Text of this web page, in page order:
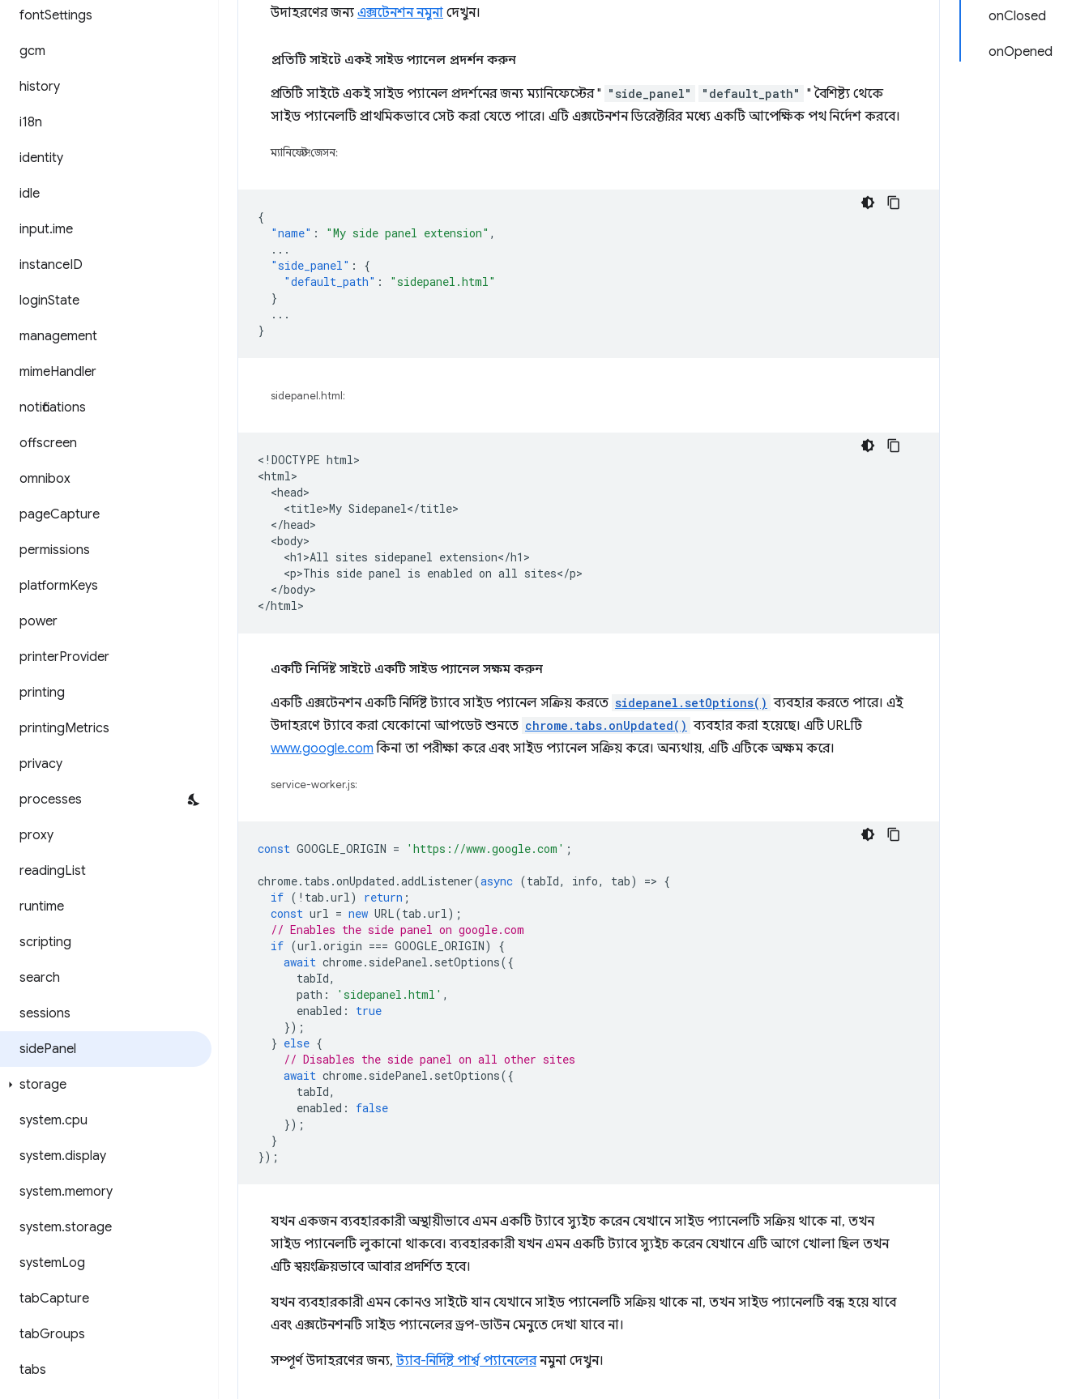
fontSettings
gcm
history
i18n
identity
idle
input.ime
instanceID
loginState
management
mimeHandler
notifications
offscreen
omnibox
pageCapture
permissions
platformKeys
power
printerProvider
printing
printingMetrics
privacy
processes
proxy
readingList
runtime
scripting
search
sessions
sidePanel
storage
system.cpu
system.display
system.memory
system.storage
systemLog
tabCapture
tabGroups
tabs
onClosed
onOpened
উদাহরণের জন্য এক্সটেনশন নমুনা দেখুন।
প্রতিটি সাইটে একই সাইড প্যানেল প্রদর্শন করুন
প্রতিটি সাইটে একই সাইড প্যানেল প্রদর্শনের জন্য ম্যানিফেস্টের " "side_panel" "default_path" " বৈশিষ্ট্য থেকে
সাইড প্যানেলটি প্রাথমিকভাবে সেট করা যেতে পারে। এটি এক্সটেনশন ডিরেক্টরির মধ্যে একটি আপেক্ষিক পথ নির্দেশ করবে।
ম্যানিফেস্ট.জেসন:
{
"name" : "My side panel extension" ,
...
"side_panel" :
{
"default_path" :
"sidepanel.html"
}
...
}
sidepanel.html:
<!DOCTYPE html>
<html>
  <head>
    <title>My Sidepanel</title>
  </head>
  <body>
    <h1>All sites sidepanel extension</h1>
    <p>This side panel is enabled on all sites</p>
  </body>
একটি নির্দিষ্ট সাইটে একটি সাইড প্যানেল সক্ষম করুন
একটি এক্সটেনশন একটি নির্দিষ্ট ট্যাবে সাইড প্যানেল সক্রিয় করতে sidepanel.setOptions() ব্যবহার করতে পারে। এই
উদাহরণে ট্যাবে করা যেকোনো আপডেট শুনতে chrome.tabs.onUpdated() ব্যবহার করা হয়েছে। এটি URLটি
www.google.com কিনা তা পরীক্ষা করে এবং সাইড প্যানেল সক্রিয় করে। অন্যথায়, এটি এটিকে অক্ষম করে।
service-worker.js:
const GOOGLE_ORIGIN = 'https://www.google.com' ;
chrome. tabs .onUpdated .addListener(async (tabId, info, tab) => {
if ( ! tab .url) return ;
const url = new URL(tab .url);
// Enables the side panel on google.com
if (url .origin === GOOGLE_ORIGIN)
{
await chrome. sidePanel . setOptions({
tabId,
path : 'sidepanel.html' ,
enabled :
true
});
} else {
// Disables the side panel on all other sites
await chrome. sidePanel . setOptions({
tabId,
enabled :
false
});
}
});
যখন একজন ব্যবহারকারী অস্থায়ীভাবে এমন একটি ট্যাবে স্যুইচ করেন যেখানে সাইড প্যানেলটি সক্রিয় থাকে না, তখন
সাইড প্যানেলটি লুকানো থাকবে। ব্যবহারকারী যখন এমন একটি ট্যাবে স্যুইচ করেন যেখানে এটি আগে খোলা ছিল তখন
এটি স্বয়ংক্রিয়ভাবে আবার প্রদর্শিত হবে।
যখন ব্যবহারকারী এমন কোনও সাইটে যান যেখানে সাইড প্যানেলটি সক্রিয় থাকে না, তখন সাইড প্যানেলটি বন্ধ হয়ে যাবে
এবং এক্সটেনশনটি সাইড প্যানেলের ড্রপ-ডাউন মেনুতে দেখা যাবে না।
সম্পূর্ণ উদাহরণের জন্য, ট্যাব-নির্দিষ্ট পার্শ্ব প্যানেলেরনমুনা দেখুন।